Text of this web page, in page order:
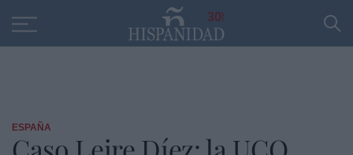
30
ESPAÑA